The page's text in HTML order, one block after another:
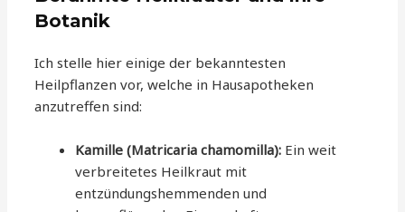
Botanik
Ich stelle hier einige der bekanntesten
Heilpflanzen vor, welche in Hausapotheken
anzutreffen sind:
Kamille (Matricaria chamomilla): Ein weit
verbreitetes Heilkraut mit
entzündungshemmenden und